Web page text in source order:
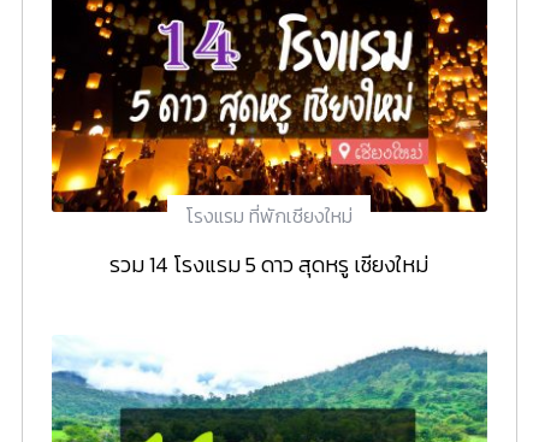
โรงแรม ที่พักเชียงใหม่
รวม 14 โรงแรม 5 ดาว สุดหรู เชียงใหม่